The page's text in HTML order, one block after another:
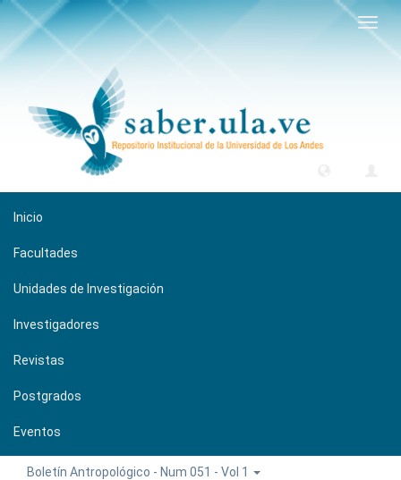
Inicio
Facultades
Unidades de Investigación
Investigadores
Revistas
Postgrados
Eventos
Boletín Antropológico - Num 051 - Vol 1